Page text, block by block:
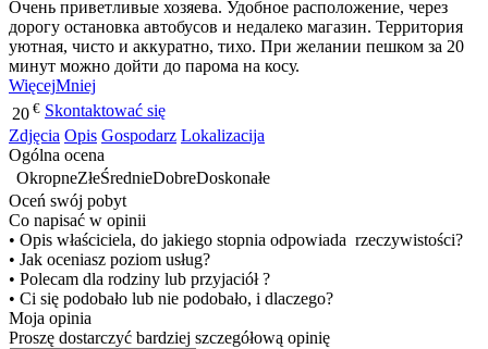
Очень приветливые хозяева. Удобное расположение, через
дорогу остановка автобусов и недалеко магазин. Территория
уютная, чисто и аккуратно, тихо. При желании пешком за 20
минут можно дойти до парома на косу.
WięcejMniej
20 € Skontaktować się
Zdjęcia Opis Gospodarz Lokalizacija
Ogólna ocena
OkropneZłeŚrednieDobreDoskonałe
Oceń swój pobyt
Co napisać w opinii
• Opis właściciela, do jakiego stopnia odpowiada rzeczywistości?
• Jak oceniasz poziom usług?
• Polecam dla rodziny lub przyjaciół ?
• Ci się podobało lub nie podobało, i dlaczego?
Moja opinia
Proszę dostarczyć bardziej szczegółową opinię